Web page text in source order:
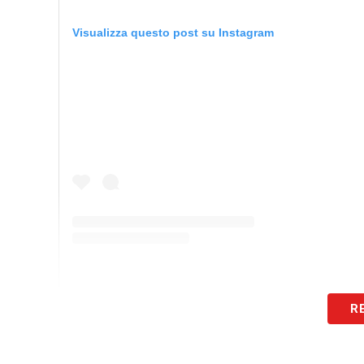
Visualizza questo post su Instagram